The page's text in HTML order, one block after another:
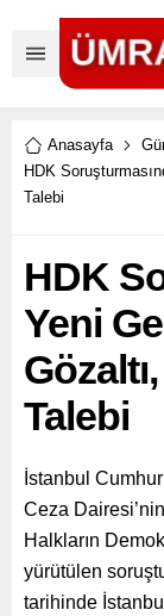
Anasayfa
HDK
Talebi
HDK
Yeni
Talebi
İstanbul
Ceza
Halkların
yürütülen
tarihinde